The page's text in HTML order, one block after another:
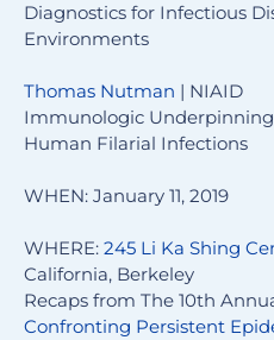
Diagnostics for Infectious
Environments
Thomas Nutman | NIAID
Immunologic
Human Filarial Infections
WHEN: January 11, 2019
WHERE: 245 Li Ka Shing
California, Berkeley
Recaps from The 10th
Confronting Persistent